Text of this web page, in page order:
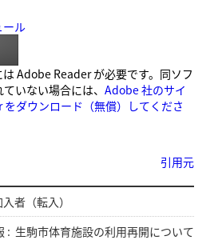
ール
Adobe Reader が必要です。同ソフ
いない場合には、 Adobe 社のサイ
をダウンロード（無償）してくださ
引用元
者（転入）
: 生駒市体育施設の利用再開について